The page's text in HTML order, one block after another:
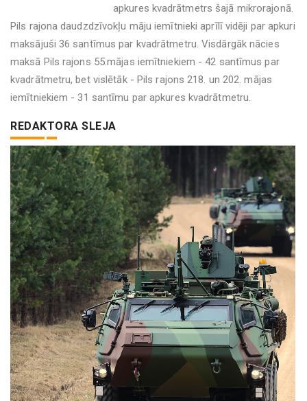
apkures kvadrātmetrs šajā mikrorajonā.
Pils rajona daudzdzīvokļu māju iemītnieki aprīlī vidēji par apkuri
maksājuši 36 santīmus par kvadrātmetru. Visdārgāk nācies
maksā Pils rajons 55.mājas iemītniekiem - 42 santīmus par
kvadrātmetru, bet vislētāk - Pils rajons 218. un 202. mājas
iemītniekiem - 31 santīmu par apkures kvadrātmetru.
REDAKTORA SLEJA